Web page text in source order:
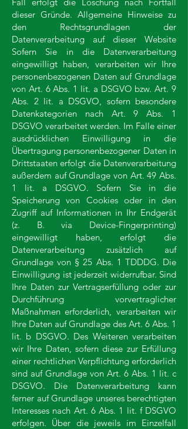
dieser Gründe. Allgemeine Hinweise zu
den Rechtsgrundlagen der
Datenverarbeitung auf dieser Website
Sofern Sie in die Datenverarbeitung
eingewilligt haben, verarbeiten wir Ihre
personenbezogenen Daten auf Grundlage
von Art. 6 Abs. 1 lit. a DSGVO bzw. Art. 9
Abs. 2 lit. a DSGVO, sofern besondere
Datenkategorien nach Art. 9 Abs. 1
DSGVO verarbeitet werden. Im Falle einer
ausdrücklichen Einwilligung in die
Übertragung personenbezogener Daten in
Drittstaaten erfolgt die Datenverarbeitung
außerdem auf Grundlage von Art. 49 Abs.
1 lit. a DSGVO. Sofern Sie in die
Speicherung von Cookies oder in den
Zugriff auf Informationen in Ihr Endgerät
(z. B. via Device-Fingerprinting)
eingewilligt haben, erfolgt die
Datenverarbeitung zusätzlich auf
Grundlage von § 25 Abs. 1 TDDDG. Die
Einwilligung ist jederzeit widerrufbar. Sind
Ihre Daten zur Vertragserfüllung oder zur
Durchführung vorvertraglicher
Maßnahmen erforderlich, verarbeiten wir
Ihre Daten auf Grundlage des Art. 6 Abs. 1
lit. b DSGVO. Des Weiteren verarbeiten
wir Ihre Daten, sofern diese zur Erfüllung
einer rechtlichen Verpflichtung erforderlich
sind auf Grundlage von Art. 6 Abs. 1 lit. c
DSGVO. Die Datenverarbeitung kann
ferner auf Grundlage unseres berechtigten
Interesses nach Art. 6 Abs. 1 lit. f DSGVO
erfolgen. Über die jeweils im Einzelfall